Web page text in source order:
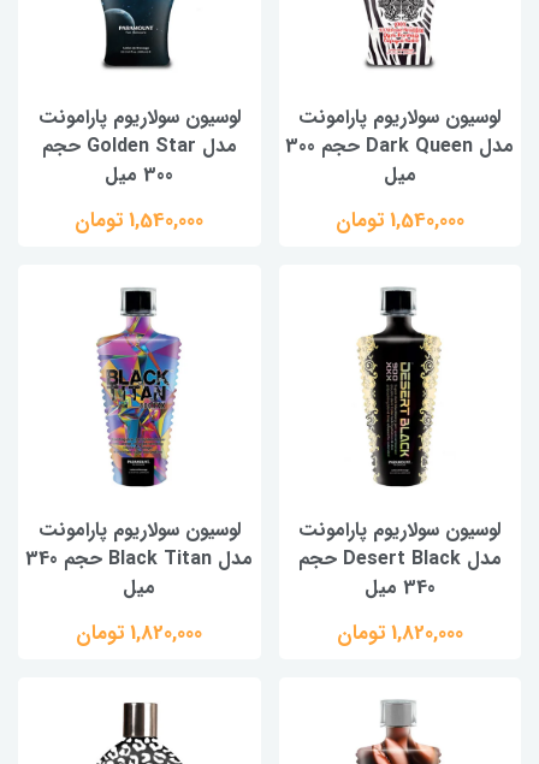
لوسیون سولاریوم پارامونت
مدل Dark Queen حجم 300
میل
1,540,000 تومان
لوسیون سولاریوم پارامونت
مدل Golden Star حجم
300 میل
1,540,000 تومان
لوسیون سولاریوم پارامونت
مدل Desert Black حجم
340 میل
1,820,000 تومان
لوسیون سولاریوم پارامونت
مدل Black Titan حجم 340
میل
1,820,000 تومان